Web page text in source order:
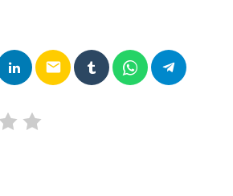
email